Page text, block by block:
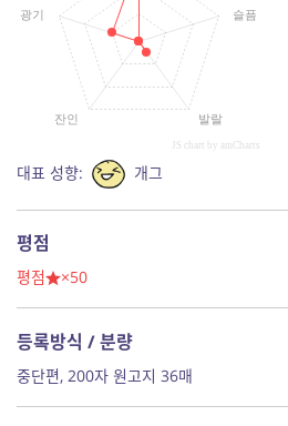
슬픔
발랄
잔인
광기
JS chart by amCharts
대표 성향: 개그
평점
평점 ×50
등록방식 / 분량
중단편, 200자 원고지 36매